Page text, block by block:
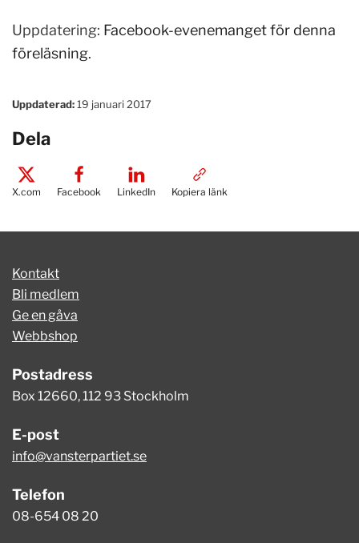
Uppdatering: Facebook-evenemanget för denna
föreläsning.
Uppdaterad:19 januari 2017
Dela
X.com Facebook LinkedIn Kopiera länk
Kontakt
Bli medlem
Ge en gåva
Webbshop
Postadress
Box 12660, 112 93 Stockholm
E-post
info@vansterpartiet.se
Telefon
08-654 08 20